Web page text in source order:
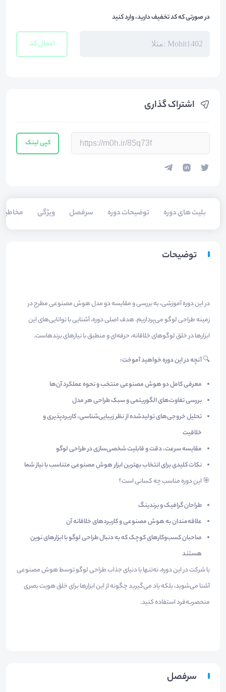
اشتراک گذاری
کپی لینک
بلیت های دوره توضیحات دوره سرفصل ویژگی
در صورتی که کد تخفیف دارید، وارد کنید
اعمال کد
توضیحات
در این دوره آموزشی، به بررسی و مقایسه دو مدل هوش مصنوعی مطرح در
زمینه طراحی لوگو می‌پردازیم. هدف اصلی دوره، آشنایی با توانایی‌های این
ابزارها در خلق لوگوهای خلاقانه، حرفه‌ای و منطبق با نیازهای برندهاست.
🔍آنچه در این دوره خواهید آموخت:
معرفی کامل دو هوش مصنوعی منتخب و نحوه عملکرد آن‌ها
بررسی تفاوت‌های الگوریتمی و سبک طراحی هر مدل
تحلیل خروجی‌های تولیدشده از نظر زیبایی‌شناسی، کاربردپذیری و
خلاقیت
مقایسه سرعت، دقت و قابلیت شخصی‌سازی در طراحی لوگو
نکات کلیدی برای انتخاب بهترین ابزار هوش مصنوعی متناسب با نیاز شما
🎯 این دوره مناسب چه کسانی است؟
طراحان گرافیک و برندینگ
علاقه‌مندان به هوش مصنوعی و کاربردهای خلاقانه آن
صاحبان کسب‌وکارهای کوچک که به دنبال طراحی لوگو با ابزارهای نوین
هستند
با شرکت در این دوره، نه‌تنها با دنیای جذاب طراحی لوگو توسط هوش مصنوعی
آشنا می‌شوید، بلکه یاد می‌گیرید چگونه از این ابزارها برای خلق هویت بصری
منحصربه‌فرد استفاده کنید.
سرفصل